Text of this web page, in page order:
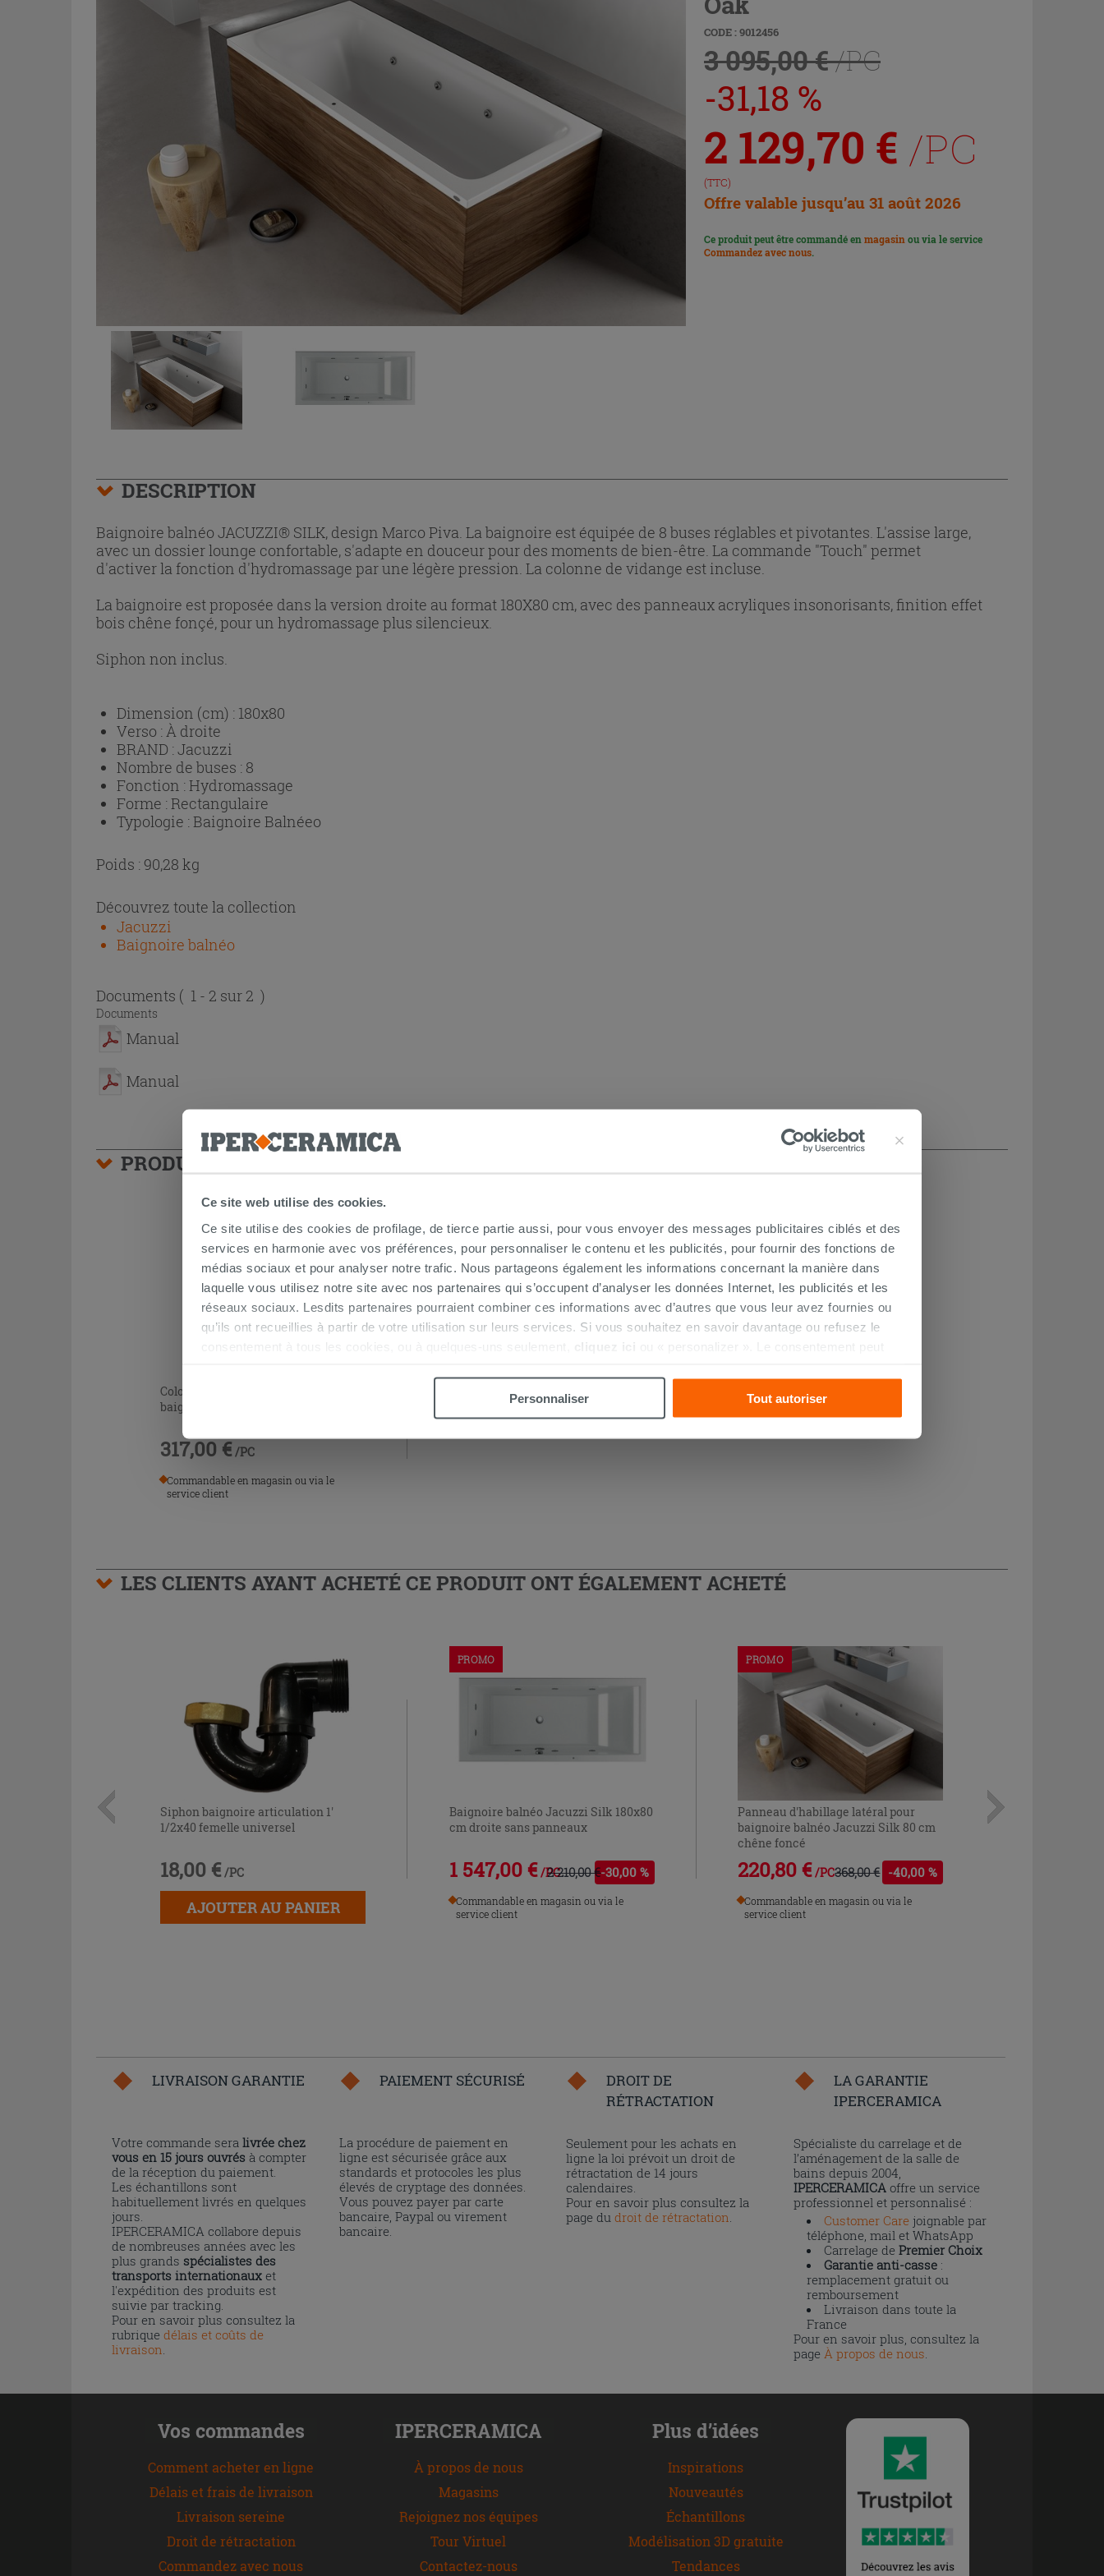
Ce site web utilise des cookies.
Ce site utilise des cookies de profilage, de tierce partie aussi, pour vous envoyer des messages publicitaires ciblés et des
services en harmonie avec vos préférences, pour personnaliser le contenu et les publicités, pour fournir des fonctions de
médias sociaux et pour analyser notre trafic. Nous partageons également les informations concernant la manière dans
laquelle vous utilisez notre site avec nos partenaires qui s’occupent d’analyser les données Internet, les publicités et les
réseaux sociaux. Lesdits partenaires pourraient combiner ces informations avec d’autres que vous leur avez fournies ou
qu’ils ont recueillies à partir de votre utilisation sur leurs services. Si vous souhaitez en savoir davantage ou refusez le
consentement à tous les cookies, ou à quelques-uns seulement,
cliquez ici ou « personalizer ». Le consentement peut
Personnaliser
Tout autoriser
CODE : 9012456
3 095,00 €/PC
-31,18 %
2 129,70 € /PC
(TTC)
Offre valable jusqu’au 31 août 2026
Ce produit peut être commandé en magasin ou via le service
Commandez avec nous.
DESCRIPTION
Baignoire balnéo JACUZZI® SILK, design Marco Piva. La baignoire est équipée de 8 buses réglables et pivotantes. L'assise large,
avec un dossier lounge confortable, s'adapte en douceur pour des moments de bien-être. La commande "Touch" permet
d'activer la fonction d'hydromassage par une légère pression. La colonne de vidange est incluse.
La baignoire est proposée dans la version droite au format 180X80 cm, avec des panneaux acryliques insonorisants, finition effet
bois chêne fonçé, pour un hydromassage plus silencieux.
Siphon non inclus.
Dimension (cm) : 180x80
Verso : À droite
BRAND :Jacuzzi
Nombre de buses : 8
Fonction :Hydromassage
Forme :Rectangulaire
Typologie :Baignoire Balnéeo
Poids : 90,28 kg
Découvrez toute la collection
Jacuzzi
Baignoire balnéo
Documents ( 1 - 2 sur 2 )
Documents
Manual
Manual
PRODUITS FRÉQUEMMENT ACHETÉS ENSEMBLE
Colonne de vidange Jacuzzi Silk pour
baignoire balnéo avec sortie
317,00 € /PC
Commandable en magasin ou via le
service client
LES CLIENTS AYANT ACHETÉ CE PRODUIT ONT ÉGALEMENT ACHETÉ
Siphon baignoire articulation 1'
1/2x40 femelle universel
18,00 € /PC
AJOUTER AU PANIER
PROMO
Baignoire balnéo Jacuzzi Silk 180x80
cm droite sans panneaux
1 547,00 € /PC
2 210,00 €-30,00 %
Commandable en magasin ou via le
service client
PROMO
Panneau d'habillage latéral pour
baignoire balnéo Jacuzzi Silk 80 cm
chêne foncé
220,80 € /PC368,00 € -40,00 %
Commandable en magasin ou via le
service client
LIVRAISON GARANTIE
Votre commande sera livrée chez
vous en 15 jours ouvrés à compter
de la réception du paiement.
Les échantillons sont
habituellement livrés en quelques
jours.
IPERCERAMICA collabore depuis
de nombreuses années avec les
plus grands spécialistes des
transports internationaux et
l'expédition des produits est
suivie par tracking.
Pour en savoir plus consultez la
rubrique délais et coûts de
livraison.
PAIEMENT SÉCURISÉ
La procédure de paiement en
ligne est sécurisée grâce aux
standards et protocoles les plus
élevés de cryptage des données.
Vous pouvez payer par carte
bancaire, Paypal ou virement
bancaire.
DROIT DE
RÉTRACTATION
Seulement pour les achats en
ligne la loi prévoit un droit de
rétractation de 14 jours
calendaires.
Pour en savoir plus consultez la
page dudroit de rétractation.
LA GARANTIE
IPERCERAMICA
Spécialiste du carrelage et de
l’aménagement de la salle de
bains depuis 2004,
IPERCERAMICAoffre un service
professionnel et personnalisé :
Customer Carejoignable par
téléphone, mail et WhatsApp
Carrelage de Premier Choix
Garantie anti-casse:
remplacement gratuit ou
remboursement
Livraison dans toute la
France
Pour en savoir plus, consultez la
page À propos de nous.
Vos commandes
Comment acheter en ligne
Délais et frais de livraison
Livraison sereine
Droit de rétractation
Commandez avec nous
IPERCERAMICA
À propos de nous
Magasins
Rejoignez nos équipes
Tour Virtuel
Contactez-nous
Plus d’idées
Inspirations
Nouveautés
Échantillons
Modélisation 3D gratuite
Tendances